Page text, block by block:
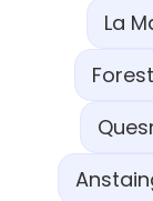
La